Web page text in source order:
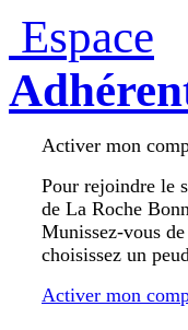
Espace
Activer mon
Pour rejoindre le
de La Roche
Munissez-vous
choisissez un
Activer mon